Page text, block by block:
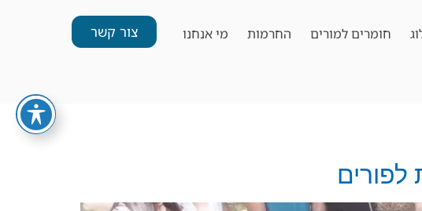
חומרים למורים החרמות מי אנחנו צור קשר
לפורים